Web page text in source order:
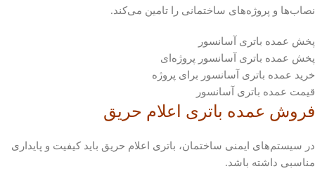
نصاب‌ها و پروژه‌های ساختمانی را تامین می‌کند.
پخش عمده باتری آسانسور
پخش عمده باتری آسانسور پروژه‌ای
خرید عمده باتری آسانسور برای پروژه
قیمت عمده باتری آسانسور
فروش عمده باتری اعلام حریق
در سیستم‌های ایمنی ساختمان، باتری اعلام حریق باید کیفیت و پایداری
مناسبی داشته باشد.